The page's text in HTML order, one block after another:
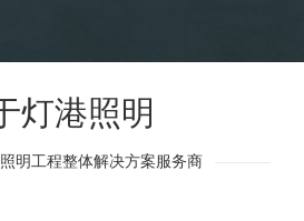
灯港照明
明工程整体解决方案服务商